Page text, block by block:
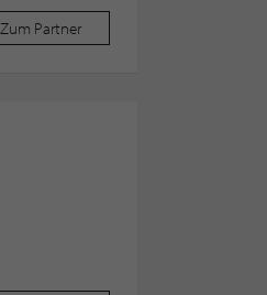
Zum Partner